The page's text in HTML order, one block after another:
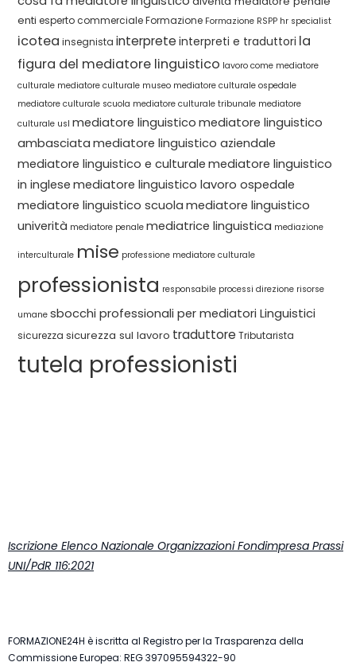
enti esperto commerciale Formazione Formazione RSPP hr specialist
icotea insegnista interprete interpreti e traduttori la
figura del mediatore linguistico lavoro come mediatore
culturale mediatore culturale museo mediatore culturale ospedale
mediatore culturale scuola mediatore culturale tribunale mediatore
culturale usl mediatore linguistico mediatore linguistico
ambasciata mediatore linguistico aziendale
mediatore linguistico e culturale mediatore linguistico
in inglese mediatore linguistico lavoro ospedale
mediatore linguistico scuola mediatore linguistico
univerità mediatore penale mediatrice linguistica mediazione
interculturale mise professione mediatore culturale
professionista responsabile processi direzione risorse
umane sbocchi professionali per mediatori Linguistici
sicurezza sicurezza sul lavoro traduttore Tributarista
tutela professionisti
Iscrizione Elenco Nazionale Organizzazioni Fondimpresa Prassi
UNI/PdR 116:2021
FORMAZIONE24H è iscritta al Registro per la Trasparenza della
Commissione Europea: REG 397095594322-90